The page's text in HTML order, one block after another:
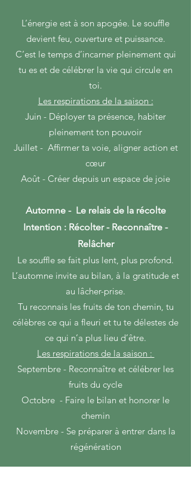
L’énergie est à son apogée. Le souffle
devient feu, ouverture et puissance.
C’est le temps d’incarner pleinement qui
tu es et de célébrer la vie qui circule en
toi.
Les respirations de la saison :
Juin - Déployer ta présence, habiter
pleinement ton pouvoir
Juillet - Affirmer ta voie, aligner action et
cœur
Août - Créer depuis un espace de joie
Automne - Le relais de la récolte
Intention : Récolter - Reconnaître -
Relâcher
Le souffle se fait plus lent, plus profond.
L’automne invite au bilan, à la gratitude et
au lâcher-prise.
Tu reconnais les fruits de ton chemin, tu
célèbres ce qui a fleuri et tu te délestes de
ce qui n’a plus lieu d’être.
Les respirations de la saison :
Septembre - Reconnaître et célébrer les
fruits du cycle
Octobre - Faire le bilan et honorer le
chemin
Novembre - Se préparer à entrer dans la
régénération